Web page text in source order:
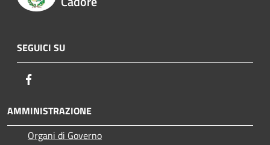
SEGUICI SU
AMMINISTRAZIONE
Organi di Governo